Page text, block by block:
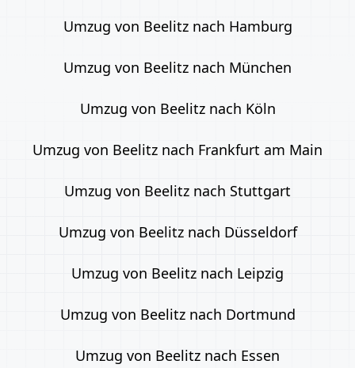
Umzug von Beelitz nach Hamburg
Umzug von Beelitz nach München
Umzug von Beelitz nach Köln
Umzug von Beelitz nach Frankfurt am Main
Umzug von Beelitz nach Stuttgart
Umzug von Beelitz nach Düsseldorf
Umzug von Beelitz nach Leipzig
Umzug von Beelitz nach Dortmund
Umzug von Beelitz nach Essen